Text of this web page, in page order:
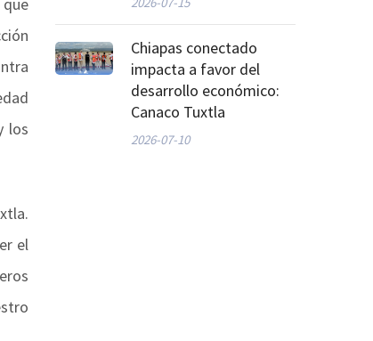
los
el
Chiapas conectado
impacta a favor del
desarrollo económico:
Canaco Tuxtla
2026-07-10